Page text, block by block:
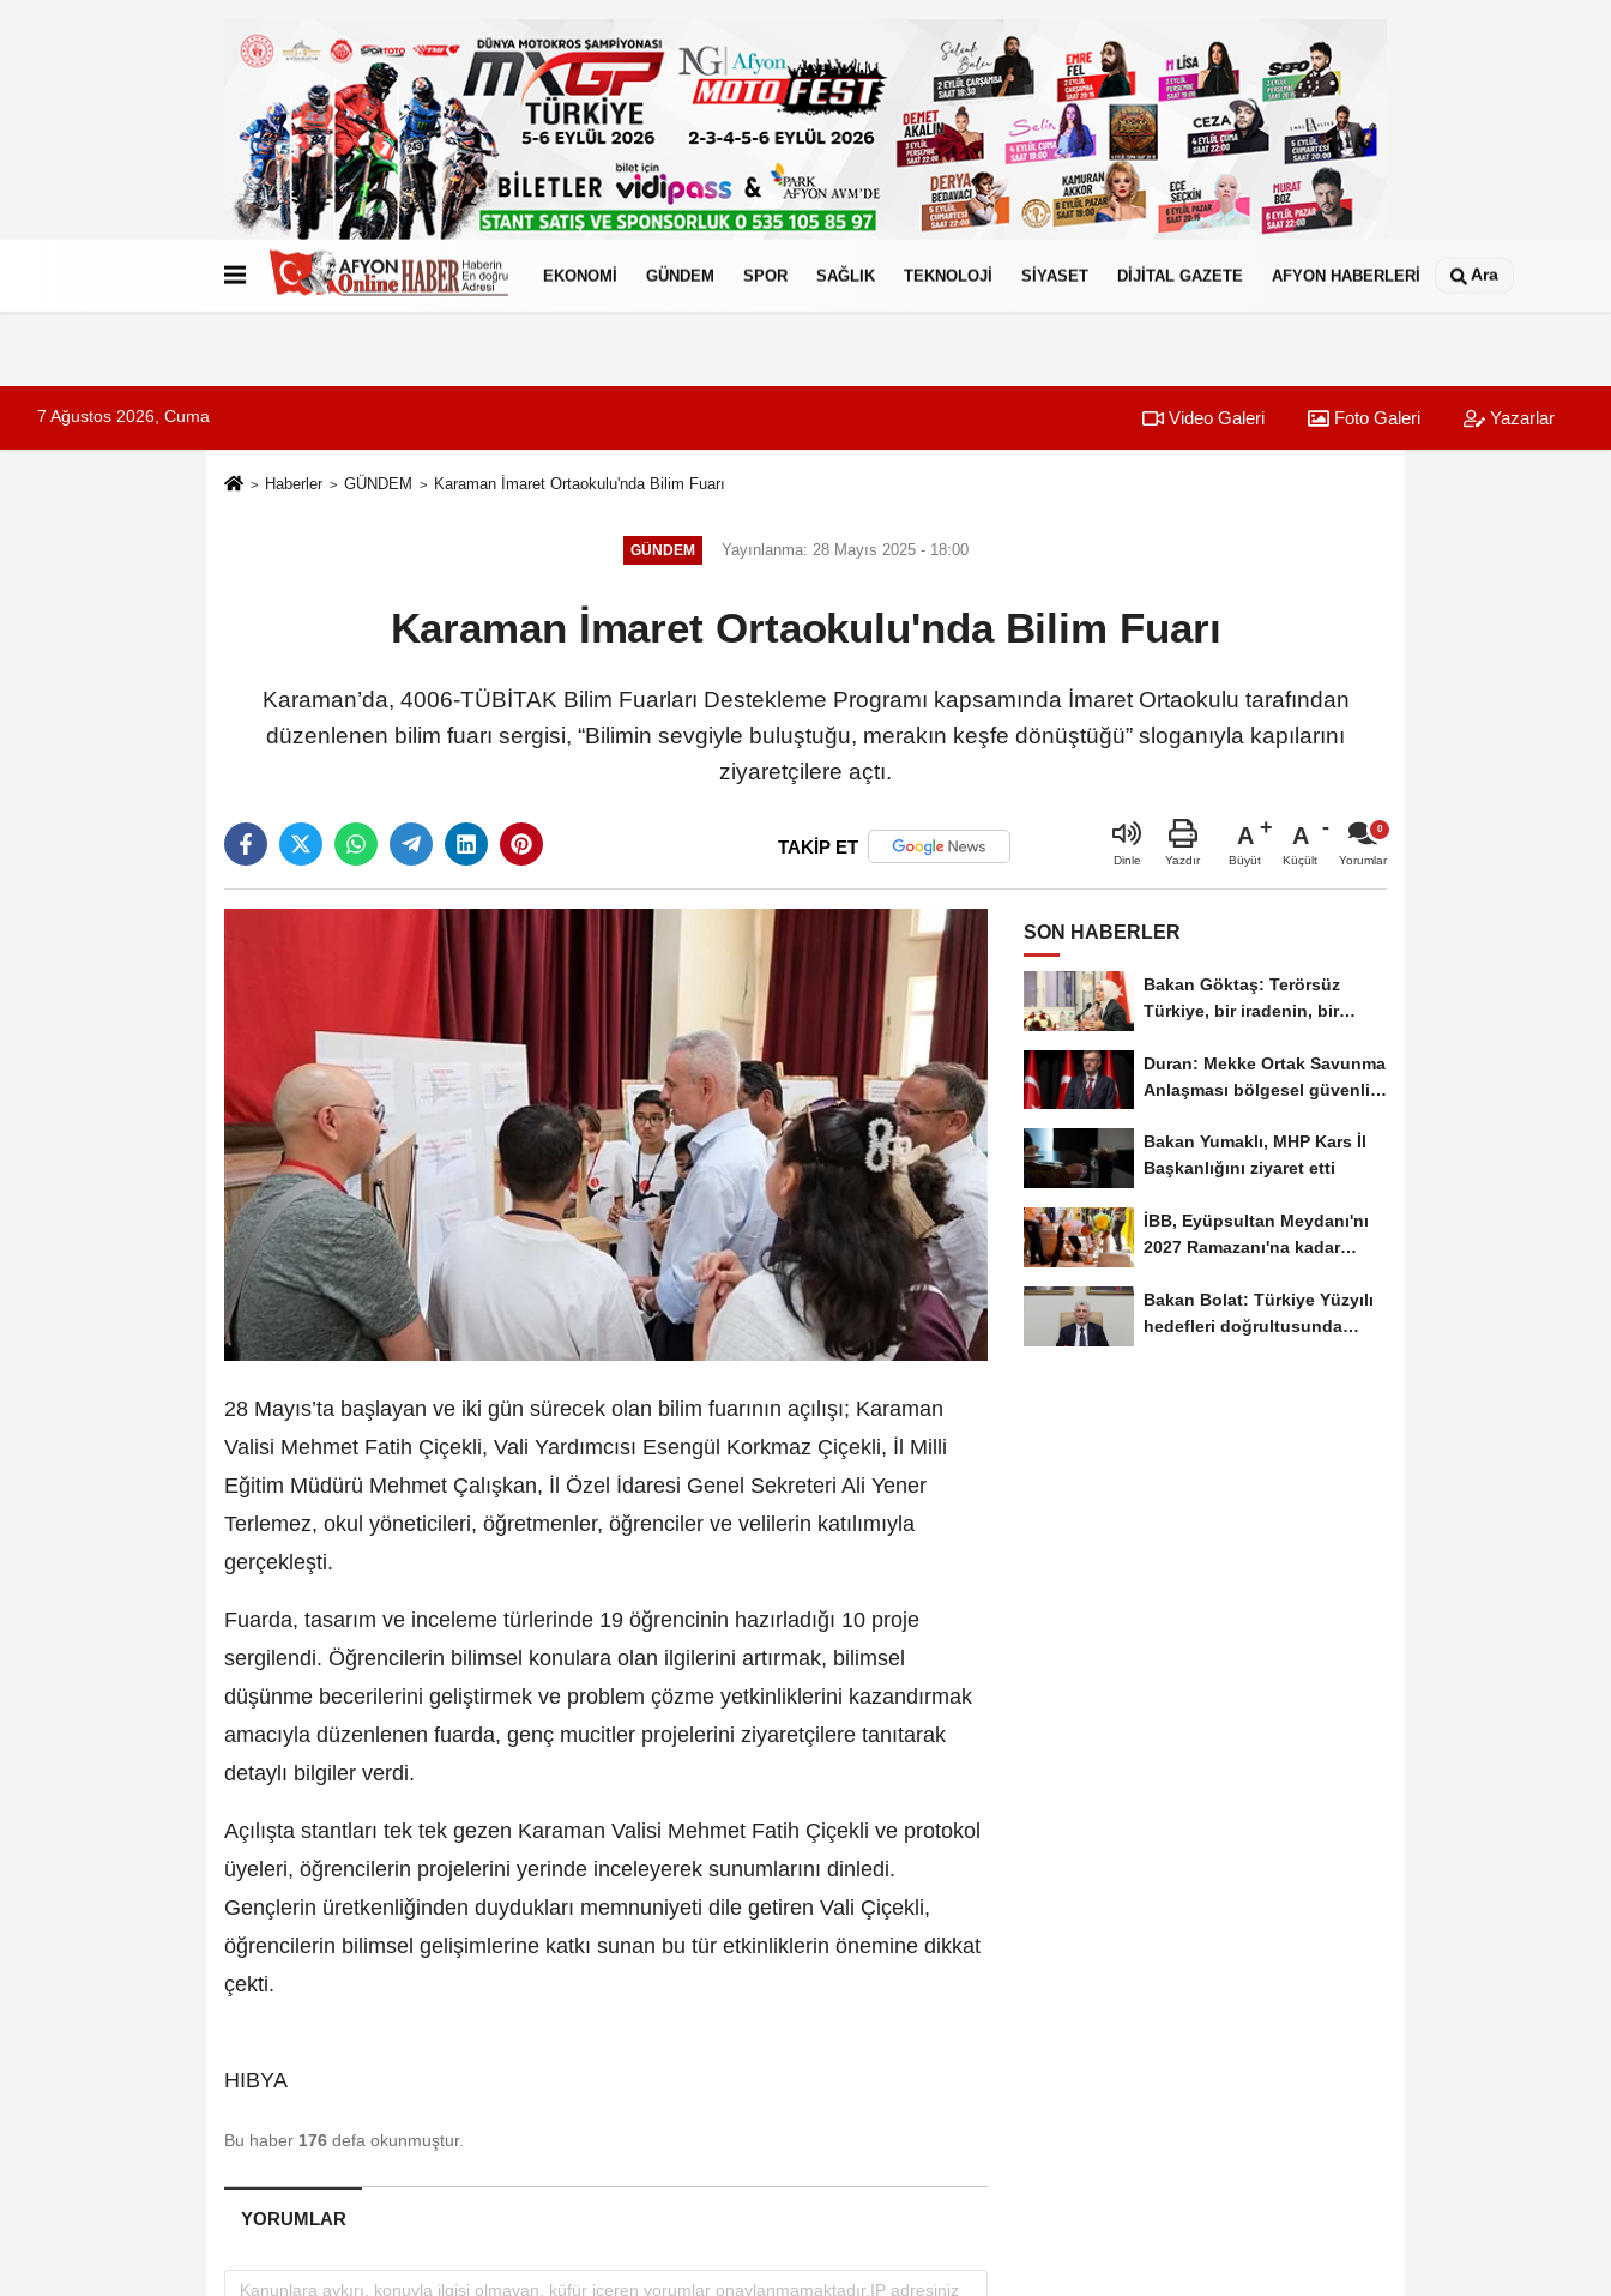
Künye İletişim Çerez Politikası
EKONOMİ GÜNDEM SPOR SAĞLIK TEKNOLOJİ SİYASET DİJİTAL GAZETE AFYON HABERLERİ Ara
7 Ağustos 2026, Cuma Video Galeri Foto Galeri Yazarlar
Haberler GÜNDEM Karaman İmaret Ortaokulu'nda Bilim Fuarı
GÜNDEM Yayınlanma: 28 Mayıs 2025 - 18:00
Karaman İmaret Ortaokulu'nda Bilim Fuarı
Karaman’da, 4006-TÜBİTAK Bilim Fuarları Destekleme Programı kapsamında İmaret Ortaokulu tarafından
düzenlenen bilim fuarı sergisi, “Bilimin sevgiyle buluştuğu, merakın keşfe dönüştüğü” sloganıyla kapılarını
ziyaretçilere açtı.
TAKİP ET
Dinle Yazdır
A
Büyüt
A
Küçült Yorumlar
28 Mayıs’ta başlayan ve iki gün sürecek olan bilim fuarının açılışı; Karaman
Valisi Mehmet Fatih Çiçekli, Vali Yardımcısı Esengül Korkmaz Çiçekli, İl Milli
Eğitim Müdürü Mehmet Çalışkan, İl Özel İdaresi Genel Sekreteri Ali Yener
Terlemez, okul yöneticileri, öğretmenler, öğrenciler ve velilerin katılımıyla
gerçekleşti.
Fuarda, tasarım ve inceleme türlerinde 19 öğrencinin hazırladığı 10 proje
sergilendi. Öğrencilerin bilimsel konulara olan ilgilerini artırmak, bilimsel
düşünme becerilerini geliştirmek ve problem çözme yetkinliklerini kazandırmak
amacıyla düzenlenen fuarda, genç mucitler projelerini ziyaretçilere tanıtarak
detaylı bilgiler verdi.
Açılışta stantları tek tek gezen Karaman Valisi Mehmet Fatih Çiçekli ve protokol
üyeleri, öğrencilerin projelerini yerinde inceleyerek sunumlarını dinledi.
Gençlerin üretkenliğinden duydukları memnuniyeti dile getiren Vali Çiçekli,
öğrencilerin bilimsel gelişimlerine katkı sunan bu tür etkinliklerin önemine dikkat
çekti.
HIBYA
Bu haber 176 defa okunmuştur.
YORUMLAR
SON HABERLER
Bakan Göktaş: Terörsüz
Türkiye, bir iradenin, bir
Duran: Mekke Ortak Savunma
Anlaşması bölgesel güvenlik
Bakan Yumaklı, MHP Kars İl
Başkanlığını ziyaret etti
İBB, Eyüpsultan Meydanı'nı
2027 Ramazanı'na kadar
Bakan Bolat: Türkiye Yüzyılı
hedefleri doğrultusunda